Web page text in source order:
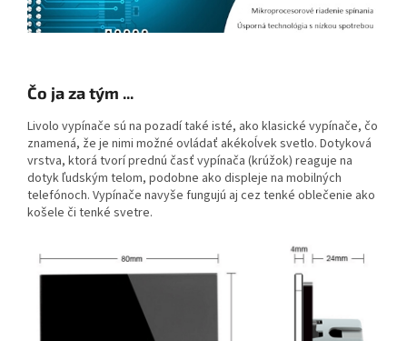
Čo ja za tým ...
Livolo vypínače sú na pozadí také isté, ako klasické vypínače, čo
znamená, že je nimi možné ovládať akékoĺvek svetlo. Dotyková
vrstva, ktorá tvorí prednú časť vypínača (krúžok) reaguje na
dotyk ľudským telom, podobne ako displeje na mobilných
telefónoch. Vypínače navyše fungujú aj cez tenké oblečenie ako
košele či tenké svetre.